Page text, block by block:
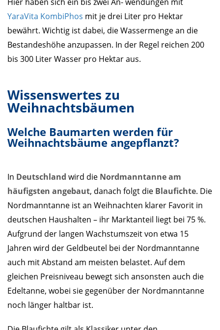
YaraVita KombiPhos mit je drei Liter pro Hektar
bewährt. Wichtig ist dabei, die Wassermenge an die
Bestandeshöhe anzupassen. In der Regel reichen 200
bis 300 Liter Wasser pro Hektar aus.
Wissenswertes zu
Weihnachtsbäumen
Welche Baumarten werden für
Weihnachtsbäume angepflanzt?
In Deutschland wird die Nordmanntanne am
häufigsten angebaut, danach folgt die Blaufichte. Die
Nordmanntanne ist an Weihnachten klarer Favorit in
deutschen Haushalten – ihr Marktanteil liegt bei 75 %.
Aufgrund der langen Wachstumszeit von etwa 15
Jahren wird der Geldbeutel bei der Nordmanntanne
auch mit Abstand am meisten belastet. Auf dem
gleichen Preisniveau bewegt sich ansonsten auch die
Edeltanne, wobei sie gegenüber der Nordmanntanne
noch länger haltbar ist.